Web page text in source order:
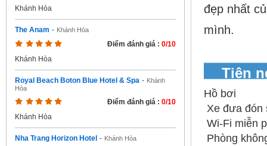
Khánh Hòa
The Anam - Khánh Hòa
Điểm đánh giá : 0/10
Khánh Hòa
Royal Beach Boton Blue Hotel & Spa - Khánh
Hòa
Điểm đánh giá : 0/10
Khánh Hòa
Nha Trang Horizon Hotel - Khánh Hòa
đẹp nhất
mình.
Tiện
Hồ bơi
Xe đưa đón
Wi-Fi miễn
Phòng